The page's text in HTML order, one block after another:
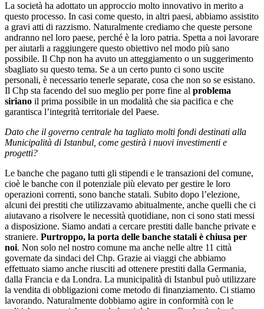
La società ha adottato un approccio molto innovativo in merito a
questo processo. In casi come questo, in altri paesi, abbiamo assistito
a gravi atti di razzismo. Naturalmente crediamo che queste persone
andranno nel loro paese, perché è la loro patria. Spetta a noi lavorare
per aiutarli a raggiungere questo obiettivo nel modo più sano
possibile. Il Chp non ha avuto un atteggiamento o un suggerimento
sbagliato su questo tema. Se a un certo punto ci sono uscite
personali, è necessario tenerle separate, cosa che non so se esistano.
Il Chp sta facendo del suo meglio per porre fine al problema
siriano il prima possibile in un modalità che sia pacifica e che
garantisca l’integrità territoriale del Paese.
Dato che il governo centrale ha tagliato molti fondi destinati alla
Municipalità di Istanbul, come gestirà i nuovi investimenti e
progetti?
Le banche che pagano tutti gli stipendi e le transazioni del comune,
cioè le banche con il potenziale più elevato per gestire le loro
operazioni correnti, sono banche statali. Subito dopo l’elezione,
alcuni dei prestiti che utilizzavamo abitualmente, anche quelli che ci
aiutavano a risolvere le necessità quotidiane, non ci sono stati messi
a disposizione. Siamo andati a cercare prestiti dalle banche private e
straniere. Purtroppo, la porta delle banche statali è chiusa per
noi. Non solo nel nostro comune ma anche nelle altre 11 città
governate da sindaci del Chp. Grazie ai viaggi che abbiamo
effettuato siamo anche riusciti ad ottenere prestiti dalla Germania,
dalla Francia e da Londra. La municipalità di Istanbul può utilizzare
la vendita di obbligazioni come metodo di finanziamento. Ci stiamo
lavorando. Naturalmente dobbiamo agire in conformità con le